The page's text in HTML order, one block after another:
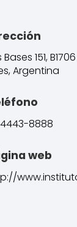
Bases 151,
Argentina
4443-8888
web